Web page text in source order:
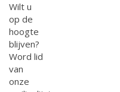
Wilt u
op de
hoogte
blijven?
Word lid
van
onze